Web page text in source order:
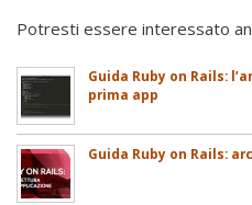
Potresti essere interessato
Guida Ruby on Rails:
prima app
Guida Ruby on Rails: